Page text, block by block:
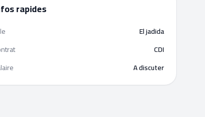
rapides
El jadida
CDI
A discuter